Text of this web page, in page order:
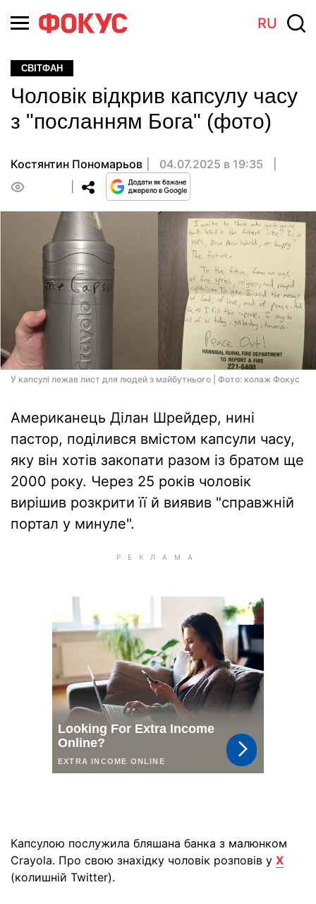
RU
СВІТФАН
Чоловік відкрив капсулу часу
з "посланням Бога" (фото)
Костянтин Пономарьов
04.07.2025 в 19:35
У капсулі лежав лист для людей з майбутнього | Фото: колаж Фокус
Американець Ділан Шрейдер, нині
пастор, поділився вмістом капсули часу,
яку він хотів закопати разом із братом ще
2000 року. Через 25 років чоловік
вирішив розкрити її й виявив "справжній
портал у минуле".
Капсулою послужила бляшана банка з малюнком
Crayola. Про свою знахідку чоловік розповів у X
(колишній Twitter).